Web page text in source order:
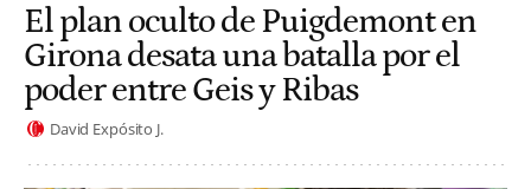
El plan oculto de Puigdemont en
Girona desata una batalla por el
poder entre Geis y Ribas
David Expósito J.